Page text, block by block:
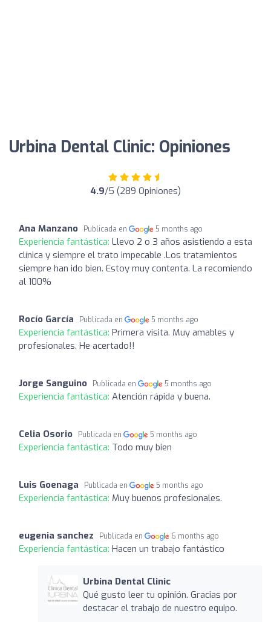
Urbina Dental Clinic: Opiniones
4.9/5 (289 Opiniones)
Ana Manzano Publicada en 5 months ago
Experiencia fantástica: Llevo 2 o 3 años asistiendo a esta
clínica y siempre el trato impecable .Los tratamientos
siempre han ido bien. Estoy muy contenta. La recomiendo
al 100%
Rocío García Publicada en 5 months ago
Experiencia fantástica: Primera visita. Muy amables y
profesionales. He acertado!!
Jorge Sanguino Publicada en 5 months ago
Experiencia fantástica: Atención rápida y buena.
Celia Osorio Publicada en 5 months ago
Experiencia fantástica: Todo muy bien
Luis Goenaga Publicada en 5 months ago
Experiencia fantástica: Muy buenos profesionales.
eugenia sanchez Publicada en 6 months ago
Experiencia fantástica: Hacen un trabajo fantástico
Urbina Dental Clinic
Qué gusto leer tu opinión. Gracias por
destacar el trabajo de nuestro equipo.